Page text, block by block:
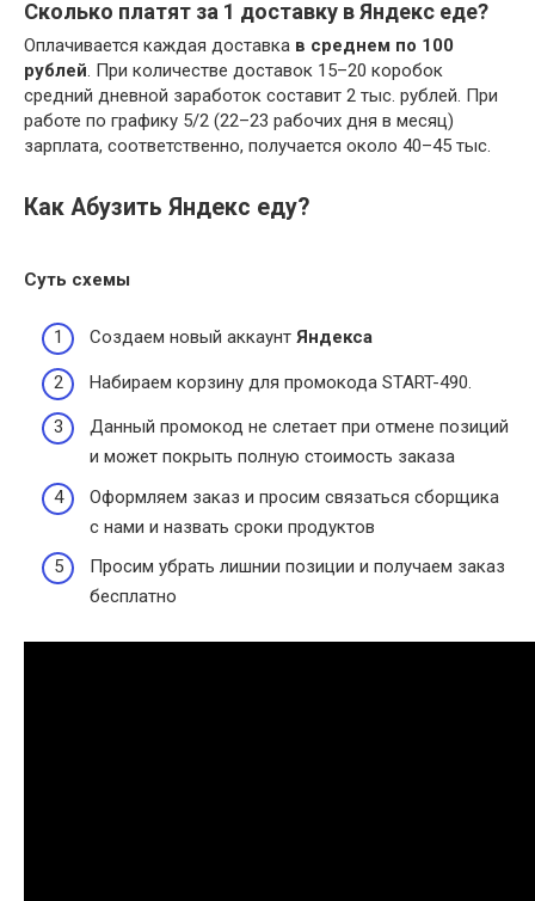
Сколько платят за 1 доставку в Яндекс еде?
Оплачивается каждая доставка в среднем по 100
рублей. При количестве доставок 15–20 коробок
средний дневной заработок составит 2 тыс. рублей. При
работе по графику 5/2 (22–23 рабочих дня в месяц)
зарплата, соответственно, получается около 40–45 тыс.
Как Абузить Яндекс еду?
Суть схемы
Создаем новый аккаунт Яндекса
Набираем корзину для промокода START-490.
Данный промокод не слетает при отмене позиций
и может покрыть полную стоимость заказа
Оформляем заказ и просим связаться сборщика
с нами и назвать сроки продуктов
Просим убрать лишнии позиции и получаем заказ
бесплатно